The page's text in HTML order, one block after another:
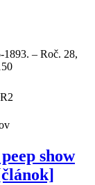
– Roč. 28,
show